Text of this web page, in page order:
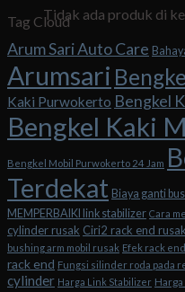
Tidak ada produk di
Tag Cloud
Arum Sari Auto Care
Arumsari
Kaki Purwokerto Bengkel
Bengkel Kaki
Bengkel Mobil Purwokerto 24 Jam
Terdekat Biaya ganti
MEMPERBAIKI link stabilizer Cara
cylinder rusak Ciri2 rack end rusak
bushing arm mobil rusak Efek rack
rack end Fungsi silinder roda pada
cylinder Harga Link Stabilizer Harga